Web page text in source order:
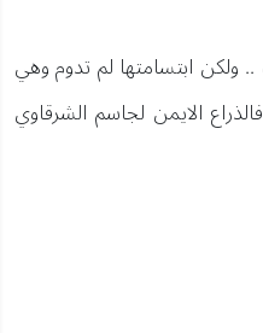
ولكن ابتسامتها لم تدوم وهي
الايمن لجاسم الشرقاوي